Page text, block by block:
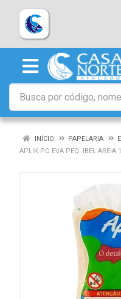
INÍCIO PAPELARIA
APLIK PO EVA PEQ. IBEL AREIA